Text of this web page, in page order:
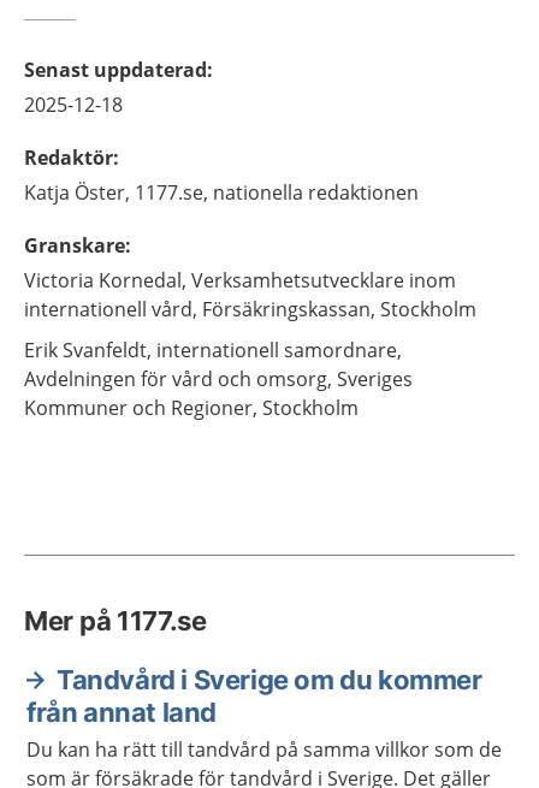
Senast uppdaterad:
2025-12-18
Redaktör:
Katja Öster, 1177.se, nationella redaktionen
Granskare:
Victoria Kornedal, Verksamhetsutvecklare inom
internationell vård, Försäkringskassan, Stockholm
ErikSvanfeldt, internationell samordnare,
Avdelningen för vård och omsorg, Sveriges
Kommuner och Regioner, Stockholm
Mer på 1177.se
Tandvård i Sverige om du kommer
från annat land
Du kan ha rätt till tandvård på samma villkor som de
som är försäkrade för tandvård i Sverige. Det gäller